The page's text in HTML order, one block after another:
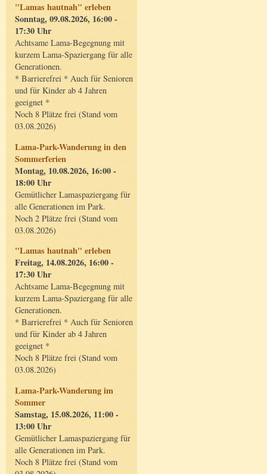
"Lamas hautnah" erleben
Sonntag, 09.08.2026, 16:00 -
17:30 Uhr
Achtsame Lama-Begegnung mit
kurzem Lama-Spaziergang für alle
Generationen.
* Barrierefrei * Auch für Senioren
und für Kinder ab 4 Jahren
geeignet *
Noch 8 Plätze frei (Stand vom
03.08.2026)
Lama-Park-Wanderung in den
Sommerferien
Montag, 10.08.2026, 16:00 -
18:00 Uhr
Gemütlicher Lamaspaziergang für
alle Generationen im Park.
Noch 2 Plätze frei (Stand vom
03.08.2026)
"Lamas hautnah" erleben
Freitag, 14.08.2026, 16:00 -
17:30 Uhr
Achtsame Lama-Begegnung mit
kurzem Lama-Spaziergang für alle
Generationen.
* Barrierefrei * Auch für Senioren
und für Kinder ab 4 Jahren
geeignet *
Noch 8 Plätze frei (Stand vom
03.08.2026)
Lama-Park-Wanderung im
Sommer
Samstag, 15.08.2026, 11:00 -
13:00 Uhr
Gemütlicher Lamaspaziergang für
alle Generationen im Park.
Noch 8 Plätze frei (Stand vom